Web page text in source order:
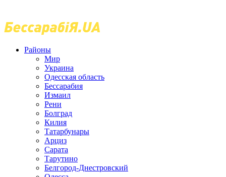
Районы
Мир
Украина
Одесская область
Бессарабия
Измаил
Рени
Болград
Килия
Татарбунары
Арциз
Сарата
Тарутино
Белгород-Днестровский